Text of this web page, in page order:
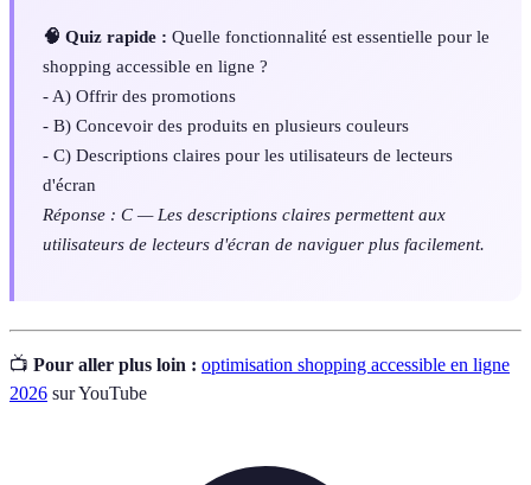
🧠 Quiz rapide : Quelle fonctionnalité est essentielle pour le
shopping accessible en ligne ?
- A) Offrir des promotions
- B) Concevoir des produits en plusieurs couleurs
- C) Descriptions claires pour les utilisateurs de lecteurs
d'écran
Réponse : C — Les descriptions claires permettent aux
utilisateurs de lecteurs d'écran de naviguer plus facilement.
📺 Pour aller plus loin : optimisation shopping accessible en ligne
2026 sur YouTube